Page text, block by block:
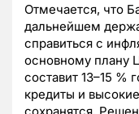
Отмечается, что
дальнейшем
справиться с
основному плану
составит 13–15 %
кредиты и
сохранятся.